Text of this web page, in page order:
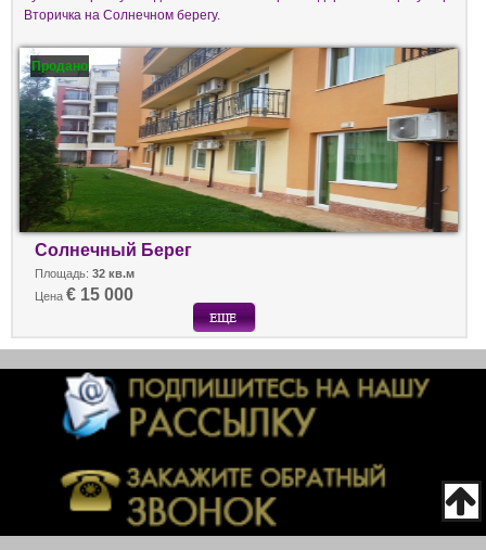
Вторичка на Солнечном берегу.
Продано
Солнечный Берег
Площадь: 32 кв.м
Цена € 15 000